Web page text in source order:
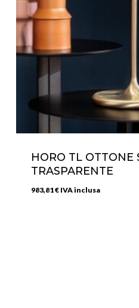
HORO TL OTTONE
TRASPARENTE
983,81€ IVA inclusa